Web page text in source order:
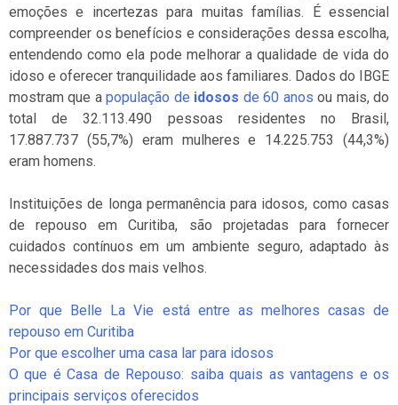
emoções e incertezas para muitas famílias. É essencial
compreender os benefícios e considerações dessa escolha,
entendendo como ela pode melhorar a qualidade de vida do
idoso e oferecer tranquilidade aos familiares. Dados do IBGE
mostram que apopulação de idosos de 60 anos ou mais, do
total de 32.113.490 pessoas residentes no Brasil,
17.887.737 (55,7%) eram mulheres e 14.225.753 (44,3%)
eram homens.
Instituições de longa permanência para idosos, como casas
de repouso em Curitiba, são projetadas para fornecer
cuidados contínuos em um ambiente seguro, adaptado às
necessidades dos mais velhos.
Por que Belle La Vie está entre as melhores casas de
repouso em Curitiba
Por que escolher uma casa lar para idosos
O que é Casa de Repouso: saiba quais as vantagens e os
principais serviços oferecidos